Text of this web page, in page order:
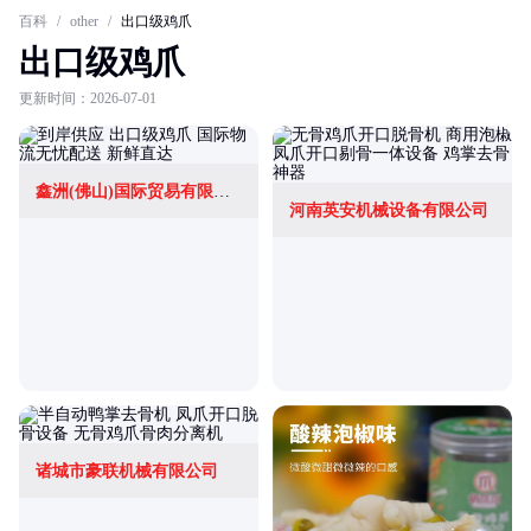
百科 / other / 出口级鸡爪
出口级鸡爪
更新时间：2026-07-01
鑫洲(佛山)国际贸易有限公司
河南英安机械设备有限公司
诸城市豪联机械有限公司